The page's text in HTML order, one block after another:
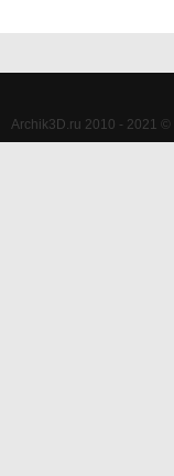
Archik3D.ru 2010 - 2021 ©